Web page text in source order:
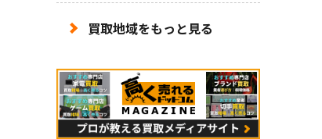
買取地域をもっと見る